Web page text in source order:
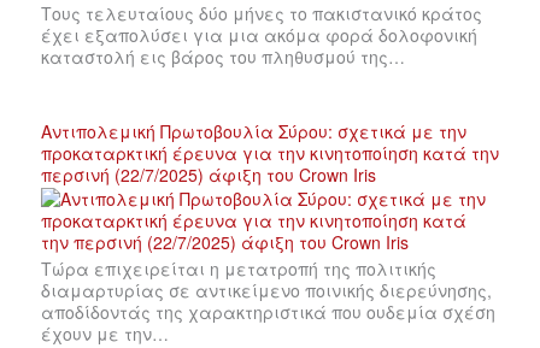
Τους τελευταίους δύο μήνες το πακιστανικό κράτος
έχει εξαπολύσει για μια ακόμα φορά δολοφονική
καταστολή εις βάρος του πληθυσμού της…
Αντιπολεμική Πρωτοβουλία Σύρου: σχετικά με την
προκαταρκτική έρευνα για την κινητοποίηση κατά την
περσινή (22/7/2025) άφιξη του Crown Iris
Τώρα επιχειρείται η μετατροπή της πολιτικής
διαμαρτυρίας σε αντικείμενο ποινικής διερεύνησης,
αποδίδοντάς της χαρακτηριστικά που ουδεμία σχέση
έχουν με την…